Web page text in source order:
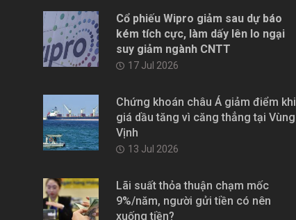
Cổ phiếu Wipro giảm sau dự báo
kém tích cực, làm dấy lên lo ngại
suy giảm ngành CNTT
17 Jul 2026
Chứng khoán châu Á giảm điểm khi
giá dầu tăng vì căng thẳng tại Vùng
Vịnh
13 Jul 2026
Lãi suất thỏa thuận chạm mốc
9%/năm, người gửi tiền có nên
xuống tiền?